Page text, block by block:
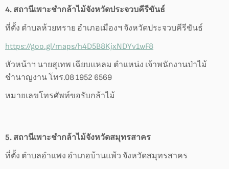
4. สถานีเพาะชำกล้าไม้จังหวัดประจวบคีรีขันธ์
ที่ตั้ง ตำบลห้วยทราย อำเภอเมืองฯ จังหวัดประจวบคีรีขันธ์
https://goo.gl/maps/h4D5B8KjxNDYv1wF8
หัวหน้าฯ นายสุเทพ เฉียบแหลม ตำแหน่ง เจ้าพนักงานป่าไม้
ชำนาญงาน โทร.08 1952 6569
หมายเลขโทรศัพท์ขอรับกล้าไม้
5. สถานีเพาะชำกล้าไม้จังหวัดสมุทรสาคร
ที่ตั้ง ตำบลอำแพง อำเภอบ้านแพ้ว จังหวัดสมุทรสาคร